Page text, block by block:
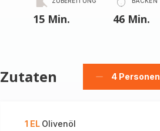
15 Min. 46 Min.
Zutaten
Personen
4 Personen
1 EL Olivenöl